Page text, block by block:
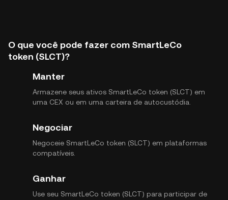
O que você pode fazer com SmartLeCo
token (SLCT)?
Manter
Armazene seus ativos SmartLeCo token (SLCT) em
uma CEX ou em uma carteira de autocustódia.
Negociar
Negoceie SmartLeCo token (SLCT) em plataformas
compatíveis.
Ganhar
Use seu SmartLeCo token (SLCT) para participar de